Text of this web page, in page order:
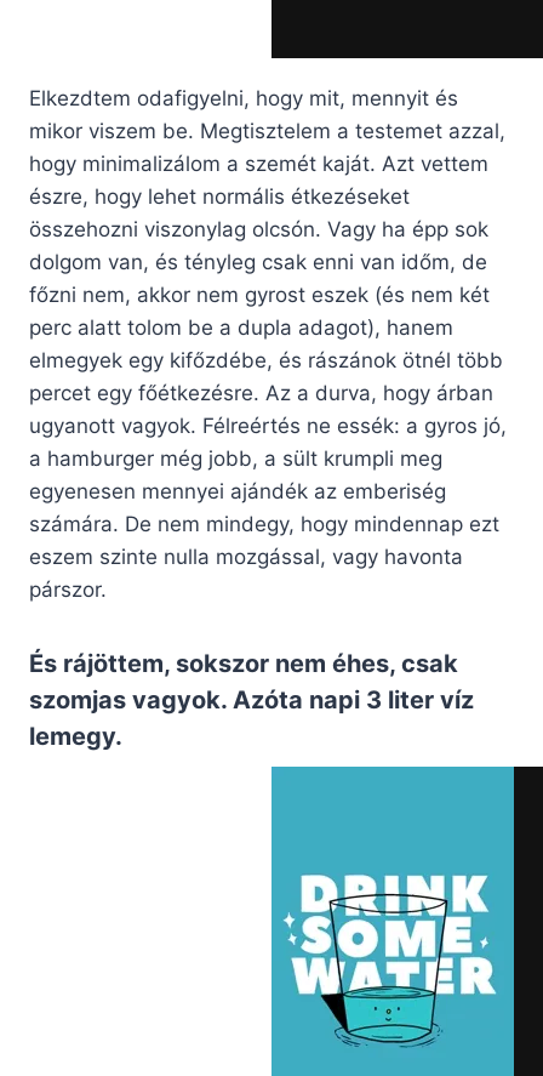
Elkezdtem odafigyelni, hogy mit, mennyit és
mikor viszem be. Megtisztelem a testemet azzal,
hogy minimalizálom a szemét kaját. Azt vettem
észre, hogy lehet normális étkezéseket
összehozni viszonylag olcsón. Vagy ha épp sok
dolgom van, és tényleg csak enni van időm, de
főzni nem, akkor nem gyrost eszek (és nem két
perc alatt tolom be a dupla adagot), hanem
elmegyek egy kifőzdébe, és rászánok ötnél több
percet egy főétkezésre. Az a durva, hogy árban
ugyanott vagyok. Félreértés ne essék: a gyros jó,
a hamburger még jobb, a sült krumpli meg
egyenesen mennyei ajándék az emberiség
számára. De nem mindegy, hogy mindennap ezt
eszem szinte nulla mozgással, vagy havonta
párszor.
És rájöttem, sokszor nem éhes, csak
szomjas vagyok. Azóta napi 3 liter víz
lemegy.